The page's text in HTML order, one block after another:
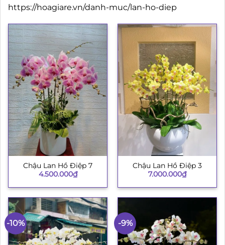
https://hoagiare.vn/danh-muc/lan-ho-diep
Chậu Lan Hồ Điệp 7
4.500.000₫
Chậu Lan Hồ Điệp 3
7.000.000₫
-10% -9%